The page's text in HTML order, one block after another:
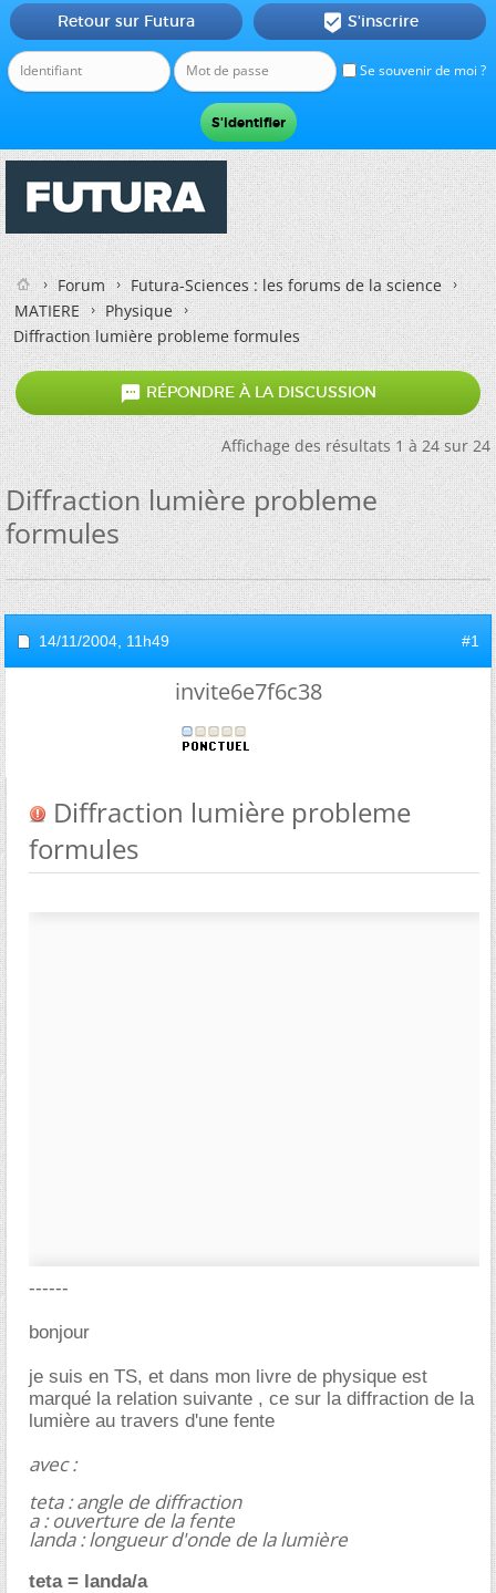
Se souvenir de moi ?
Retour sur Futura  S'inscrire
Forum
Futura-Sciences : les forums de la science
MATIERE
Physique
Diffraction lumière probleme formules
 RÉPONDRE À LA DISCUSSION
Affichage des résultats 1 à 24 sur 24
Diffraction lumière probleme
formules
14/11/2004, 11h49 #1
invite6e7f6c38
Diffraction lumière probleme
formules
------
bonjour
je suis en TS, et dans mon livre de physique est
marqué la relation suivante , ce sur la diffraction de la
lumière au travers d'une fente
avec :
teta : angle de diffraction
a : ouverture de la fente
landa : longueur d'onde de la lumière
teta = landa/a